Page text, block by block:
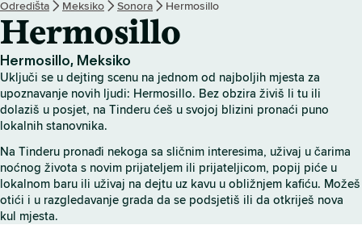
r
n
a
l
o
v
c
a
Odredišta Meksiko Sonora Hermosillo
Hermosillo
Hermosillo, Meksiko
Uključi se u dejting scenu na jednom od najboljih mjesta za
upoznavanje novih ljudi: Hermosillo. Bez obzira živiš li tu ili
dolaziš u posjet, na Tinderu ćeš u svojoj blizini pronaći puno
lokalnih stanovnika.
Na Tinderu pronađi nekoga sa sličnim interesima, uživaj u čarima
noćnog života s novim prijateljem ili prijateljicom, popij piće u
lokalnom baru ili uživaj na dejtu uz kavu u obližnjem kafiću. Možeš
otići i u razgledavanje grada da se podsjetiš ili da otkriješ nova
kul mjesta.